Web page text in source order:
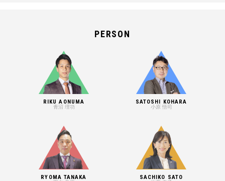
PERSON
RIKU AONUMA
青沼 理功
SATOSHI KOHARA
小原 悟司
RYOMA TANAKA SACHIKO SATO